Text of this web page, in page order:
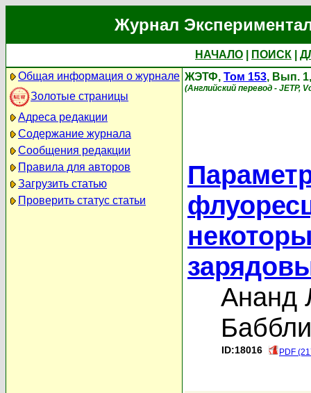
Журнал
НАЧАЛО ПОИСК
Общая информация о журнале
Золотые страницы
Адреса редакции
Содержание журнала
Сообщения редакции
Правила для авторов
Загрузить статью
Проверить статус статьи
ЖЭТФ, Том 153, Вып.
(Английский перевод - JETP,
ID:18016 PDF